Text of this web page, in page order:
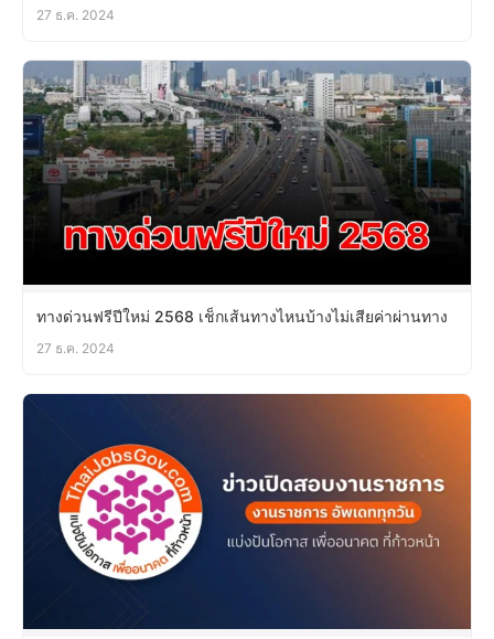
27 ธ.ค. 2024
ทางด่วนฟรีปีใหม่ 2568 เช็กเส้นทางไหนบ้างไม่เสียค่าผ่านทาง
27 ธ.ค. 2024